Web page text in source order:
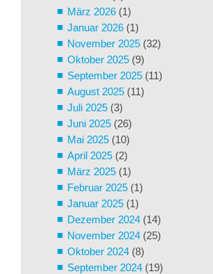
März 2026 (1)
Januar 2026 (1)
November 2025 (32)
Oktober 2025 (9)
September 2025 (11)
August 2025 (11)
Juli 2025 (3)
Juni 2025 (26)
Mai 2025 (10)
April 2025 (2)
März 2025 (1)
Februar 2025 (1)
Januar 2025 (1)
Dezember 2024 (14)
November 2024 (25)
Oktober 2024 (8)
September 2024 (19)